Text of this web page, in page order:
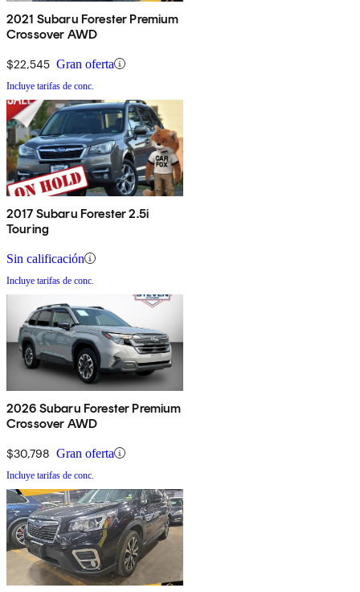
2021 Subaru Forester Premium
Crossover AWD
$22,545 Gran oferta
Incluye tarifas de conc.
2017 Subaru Forester 2.5i
Touring
Sin calificación
Incluye tarifas de conc.
2026 Subaru Forester Premium
Crossover AWD
$30,798 Gran oferta
Incluye tarifas de conc.